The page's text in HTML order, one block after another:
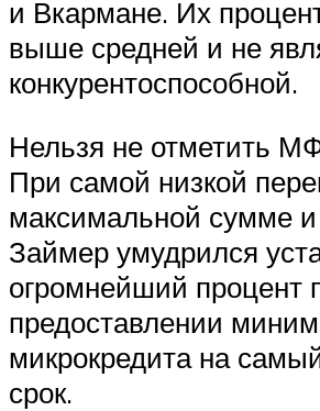
и Вкармане. Их
выше средней и не
конкурентоспособной.
Нельзя не отметить
При самой низкой
максимальной сумме и
Займер умудрился
огромнейший процент
предоставлении
микрокредита на
срок.